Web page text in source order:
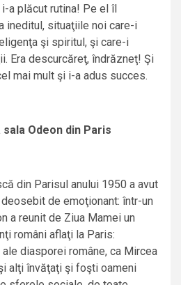
a plăcut rutina! Pe el îl
ineditul, situaţiile noi care-i
şi spiritul, şi care-i
Era descurcăreţ, îndrăzneţ! Şi
mai mult şi i-a adus succes.
Odeon din Paris
din Parisul anului 1950 a avut
de emoţionant: într-un
a reunit de Ziua Mamei un
români aflaţi la Paris:
diasporei române, ca Mircea
alţi învăţaţi şi foşti oameni